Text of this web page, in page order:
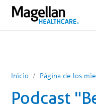
móvil
Inicio Página de los
Podcast